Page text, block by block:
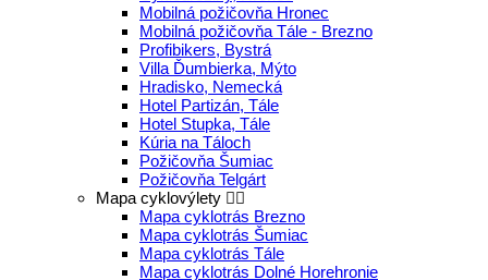
Mobilná požičovňa Hronec
Mobilná požičovňa Tále - Brezno
Profibikers, Bystrá
Villa Ďumbierka, Mýto
Hradisko, Nemecká
Hotel Partizán, Tále
Hotel Stupka, Tále
Kúria na Táloch
Požičovňa Šumiac
Požičovňa Telgárt
Mapa cyklovýlety
Mapa cyklotrás Brezno
Mapa cyklotrás Šumiac
Mapa cyklotrás Tále
Mapa cyklotrás Dolné Horehronie